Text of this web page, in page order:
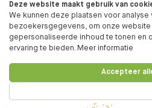
Deze website maakt gebruik van
We kunnen deze plaatsen voor analyse
bezoekersgegevens, om onze
gepersonaliseerde inhoud te tonen en
ervaring te bieden. Meer informatie
Accepteer